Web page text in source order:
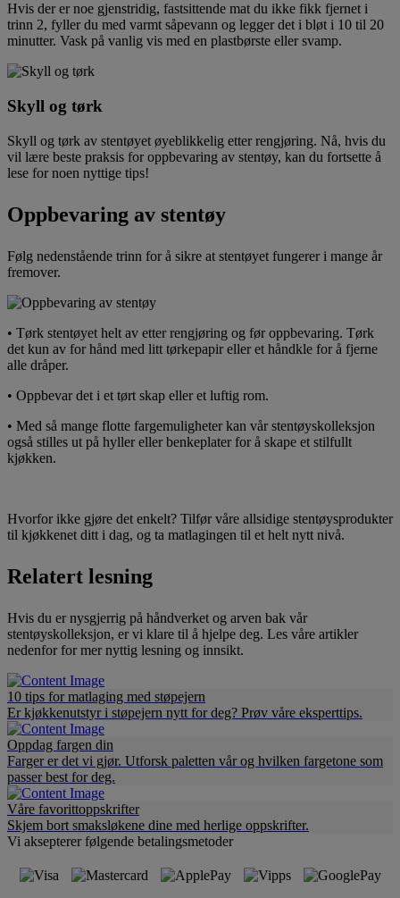
Hvis der er noe gjenstridig, fastsittende mat du ikke fikk fjernet i
trinn 2, fyller du med varmt såpevann og legger det i bløt i 10 til 20
minutter. Vask på vanlig vis med en plastbørste eller svamp.
Skyll og tørk
Skyll og tørk av stentøyet øyeblikkelig etter rengjøring. Nå, hvis du
vil lære beste praksis for oppbevaring av stentøy, kan du fortsette å
lese for noen nyttige tips!
Oppbevaring av stentøy
Følg nedenstående trinn for å sikre at stentøyet fungerer i mange år
fremover.
• Tørk stentøyet helt av etter rengjøring og før oppbevaring. Tørk
det kun av for hånd med litt tørkepapir eller et håndkle for å fjerne
alle dråper.
• Oppbevar det i et tørt skap eller et luftig rom.
• Med så mange flotte fargemuligheter kan vår stentøyskolleksjon
også stilles ut på hyller eller benkeplater for å skape et stilfullt
kjøkken.
Hvorfor ikke gjøre det enkelt? Tilfør våre allsidige stentøysprodukter
til kjøkkenet ditt i dag, og ta matlagingen til et helt nytt nivå.
Relatert lesning
Hvis du er nysgjerrig på håndverket og arven bak vår
stentøyskolleksjon, er vi klare til å hjelpe deg. Les våre artikler
nedenfor for mer nyttig lesning og innsikt.
10 tips for matlaging med støpejern
Er kjøkkenutstyr i støpejern nytt for deg? Prøv våre eksperttips.
Oppdag fargen din
Farger er det vi gjør. Utforsk paletten vår og hvilken fargetone som
passer best for deg.
Våre favorittoppskrifter
Skjem bort smaksløkene dine med herlige oppskrifter.
Vi aksepterer følgende betalingsmetoder